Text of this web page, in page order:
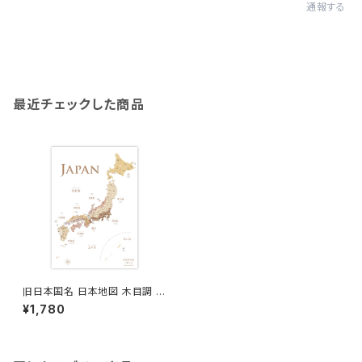
通報する
最近チェックした商品
旧日本国名 日本地図 木目調 ポ
スターA2サイズ 室内用
¥1,780